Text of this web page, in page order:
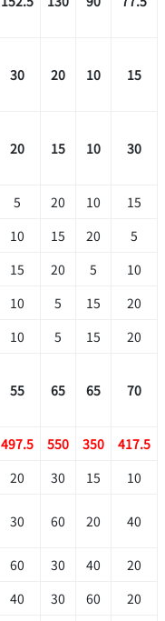
30 20 10 15
20 15 10 30
5 20 10
15
10 15 20
5
15 20 5
10
10 5 15
20
10 5 15
20
55 65 65 70
497.5 550 350
417.5
20 30 15
10
30 60 20 40
60 30 40
20
40 30 60 20